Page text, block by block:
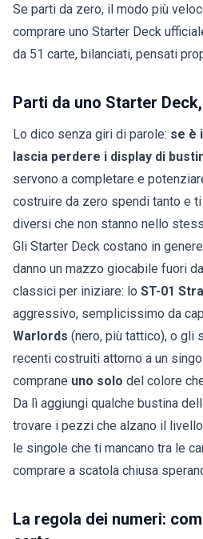
Se parti da zero, il modo più
comprare uno Starter Deck
da 51 carte, bilanciati, pensati
Parti da uno Starter
Lo dico senza giri di parole: se è
lascia perdere i display di
servono a completare e
costruire da zero spendi tanto e
diversi che non stanno nello
Gli Starter Deck costano in genere
danno un mazzo giocabile fuori
classici per iniziare: lo ST-01
aggressivo, semplicissimo da
Warlords (nero, più tattico), o gli
recenti costruiti attorno a un
comprane uno solo del colore
Da lì aggiungi qualche bustina
trovare i pezzi che alzano il
le singole che ti mancano tra le
comprare a scatola chiusa
La regola dei numeri: